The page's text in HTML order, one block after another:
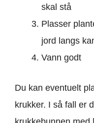
skal stå
Plasser
jord langs
Vann godt
Du kan eventuelt
krukker. I så fall er